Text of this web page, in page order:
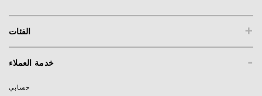
+ الفئات
- خدمة العملاء
حسابي